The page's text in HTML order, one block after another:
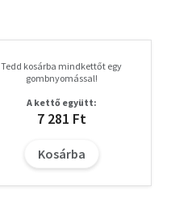
Tedd kosárba mindkettőt egy
gombnyomással!
A kettő együtt:
7 281 Ft
Kosárba